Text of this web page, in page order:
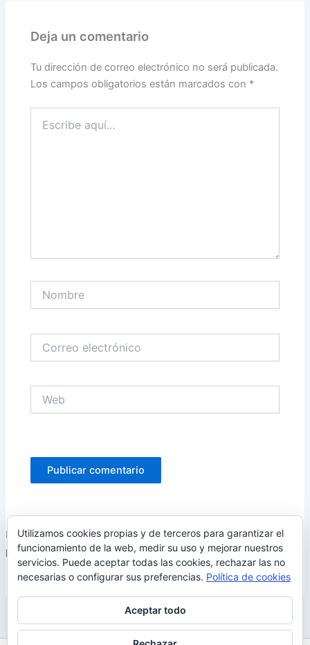
o
o
k
tir
Deja un comentario
Tu dirección de correo electrónico no será publicada.
Los campos obligatorios están marcados con *
aquí...
electrónico
Este sitio usa Akismet para reducir el spam.Aprende cómo se
procesan los datos de tus comentarios.
Utilizamos cookies propias y de terceros para garantizar el
funcionamiento de la web, medir su uso y mejorar nuestros
servicios. Puede aceptar todas las cookies, rechazar las no
necesarias o configurar sus preferencias. Política de cookies
Aceptar todo